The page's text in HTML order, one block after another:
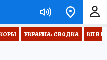
УКРАИНА: СВОДКА КП В